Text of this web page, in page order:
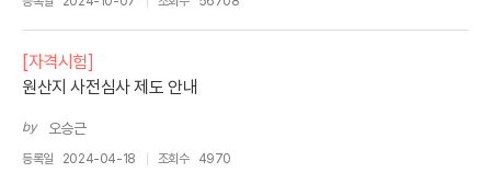
[자격시험]
원산지 사전심사 제도 안내
by 오승근
등록일 2024-04-18 조회수 4970